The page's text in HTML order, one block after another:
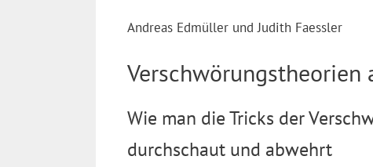
Andreas Edmüller und Judith Faessler
Verschwörungstheorien
Wie man die Tricks der
durchschaut und abwehrt